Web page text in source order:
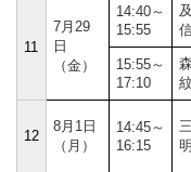
11
7月29
日
（金）
14:40～
15:55
15:55～
17:10
12
8月1日
（月）
14:45～
16:15